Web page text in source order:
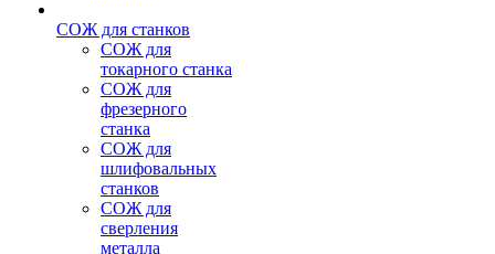
СОЖ для станков
СОЖ для
токарного станка
СОЖ для
фрезерного
станка
СОЖ для
шлифовальных
станков
СОЖ для
сверления
металла